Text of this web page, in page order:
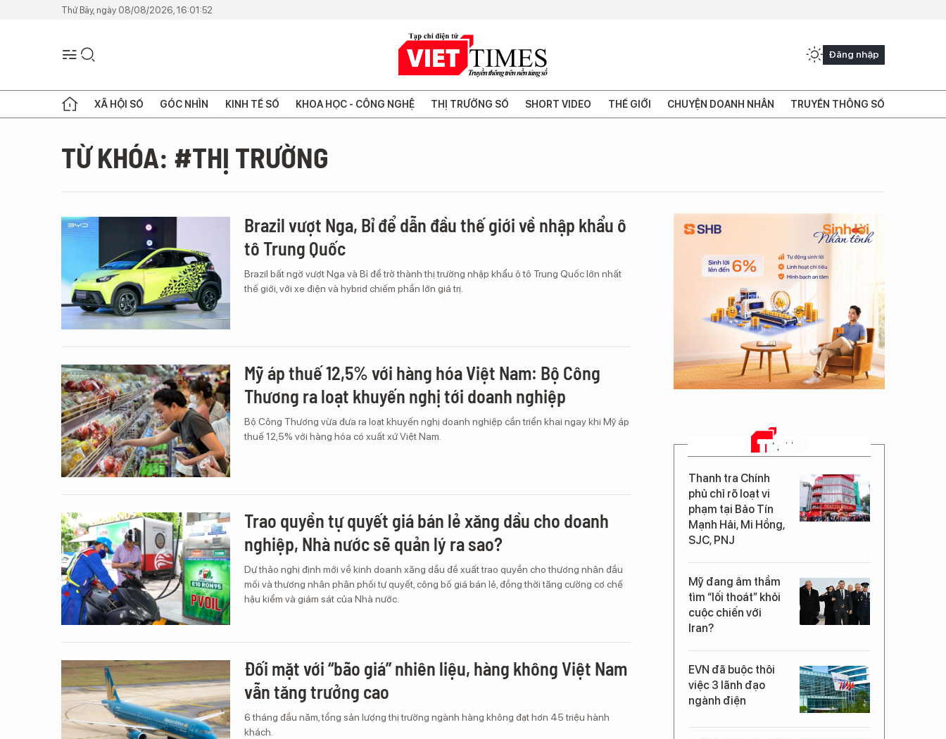
Thứ Bảy, ngày 08/08/2026, 16:01:52
Đăng nhập
XÃ HỘI SỐ GÓC NHÌN KINH TẾ SỐ KHOA HỌC - CÔNG NGHỆ THỊ TRƯỜNG SỐ SHORT VIDEO THẾ GIỚI CHUYỆN DOANH NHÂN TRUYỀN THÔNG SỐ
TỪ KHÓA: #THỊ TRƯỜNG
Brazil vượt Nga, Bỉ để dẫn đầu thế giới về nhập khẩu ô
tô Trung Quốc
Brazil bất ngờ vượt Nga và Bỉ để trở thành thị trường nhập khẩu ô tô Trung Quốc lớn nhất
thế giới, với xe điện và hybrid chiếm phần lớn giá trị.
Mỹ áp thuế 12,5% với hàng hóa Việt Nam: Bộ Công
Thương ra loạt khuyến nghị tới doanh nghiệp
Bộ Công Thương vừa đưa ra loạt khuyến nghị doanh nghiệp cần triển khai ngay khi Mỹ áp
thuế 12,5% với hàng hóa có xuất xứ Việt Nam.
Trao quyền tự quyết giá bán lẻ xăng dầu cho doanh
nghiệp, Nhà nước sẽ quản lý ra sao?
Dự thảo nghị định mới về kinh doanh xăng dầu đề xuất trao quyền cho thương nhân đầu
mối và thương nhân phân phối tự quyết, công bố giá bán lẻ, đồng thời tăng cường cơ chế
hậu kiểm và giám sát của Nhà nước.
Đối mặt với “bão giá” nhiên liệu, hàng không Việt Nam
vẫn tăng trưởng cao
6 tháng đầu năm, tổng sản lượng thị trường ngành hàng không đạt hơn 45 triệu hành
khách.
TIN MỚI
Thanh tra Chính
phủ chỉ rõ loạt vi
phạm tại Bảo Tín
Mạnh Hải, Mi Hồng,
SJC, PNJ
Mỹ đang âm thầm
tìm “lối thoát” khỏi
cuộc chiến với
Iran?
EVN đã buộc thôi
việc 3 lãnh đạo
ngành điện